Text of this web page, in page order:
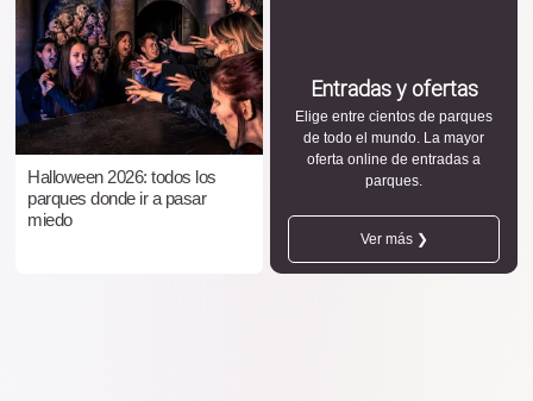
Halloween 2026: todos los
parques donde ir a pasar
miedo
Entradas y ofertas
Elige entre cientos de parques
de todo el mundo. La mayor
oferta online de entradas a
parques.
Ver más ❯